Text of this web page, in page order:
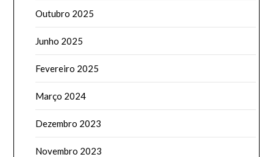
Outubro 2025
Junho 2025
Fevereiro 2025
Março 2024
Dezembro 2023
Novembro 2023